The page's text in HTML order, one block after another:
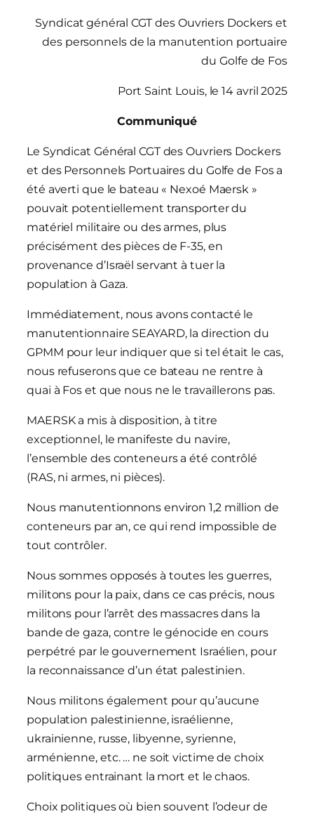
Syndicat général CGT des Ouvriers Dockers et
des personnels de la manutention portuaire
du Golfe de Fos
Port Saint Louis, le 14 avril 2025
Communiqué
Le Syndicat Général CGT des Ouvriers Dockers
et des Personnels Portuaires du Golfe de Fos a
été averti que le bateau « Nexoé Maersk »
pouvait potentiellement transporter du
matériel militaire ou des armes, plus
précisément des pièces de F-35, en
provenance d’Israël servant à tuer la
population à Gaza.
Immédiatement, nous avons contacté le
manutentionnaire SEAYARD, la direction du
GPMM pour leur indiquer que si tel était le cas,
nous refuserons que ce bateau ne rentre à
quai à Fos et que nous ne le travaillerons pas.
MAERSK a mis à disposition, à titre
exceptionnel, le manifeste du navire,
l’ensemble des conteneurs a été contrôlé
(RAS, ni armes, ni pièces).
Nous manutentionnons environ 1,2 million de
conteneurs par an, ce qui rend impossible de
tout contrôler.
Nous sommes opposés à toutes les guerres,
militons pour la paix, dans ce cas précis, nous
militons pour l’arrêt des massacres dans la
bande de gaza, contre le génocide en cours
perpétré par le gouvernement Israélien, pour
la reconnaissance d’un état palestinien.
Nous militons également pour qu’aucune
population palestinienne, israélienne,
ukrainienne, russe, libyenne, syrienne,
arménienne, etc. … ne soit victime de choix
politiques entrainant la mort et le chaos.
Choix politiques où bien souvent l’odeur de